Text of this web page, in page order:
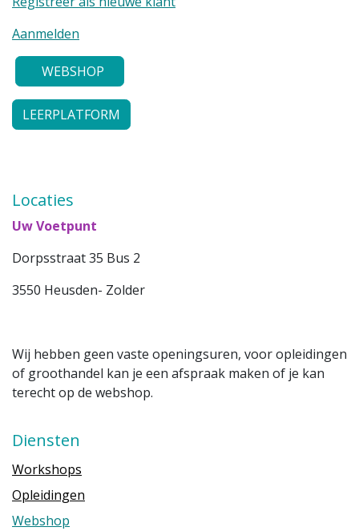
Aanmelden
WEBSHOP
LEERPLATFORM
Locaties
Uw Voetpunt
Dorpsstraat 35 Bus 2
3550 Heusden- Zolder
Wij hebben geen vaste openingsuren, voor opleidingen
of groothandel kan je een afspraak maken of je kan
terecht op de webshop.
Diensten
Workshops
Opleidingen
Webshop